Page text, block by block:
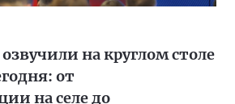
на круглом столе
от
на селе до